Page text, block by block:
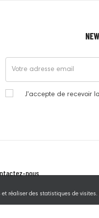
J'accepte de recevoir
nous
réaliser des statistiques de visites.